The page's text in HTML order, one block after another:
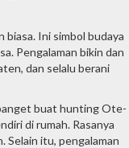
Ini simbol budaya
Pengalaman bikin dan
dan selalu berani
buat hunting Ote-
di rumah. Rasanya
Selain itu, pengalaman